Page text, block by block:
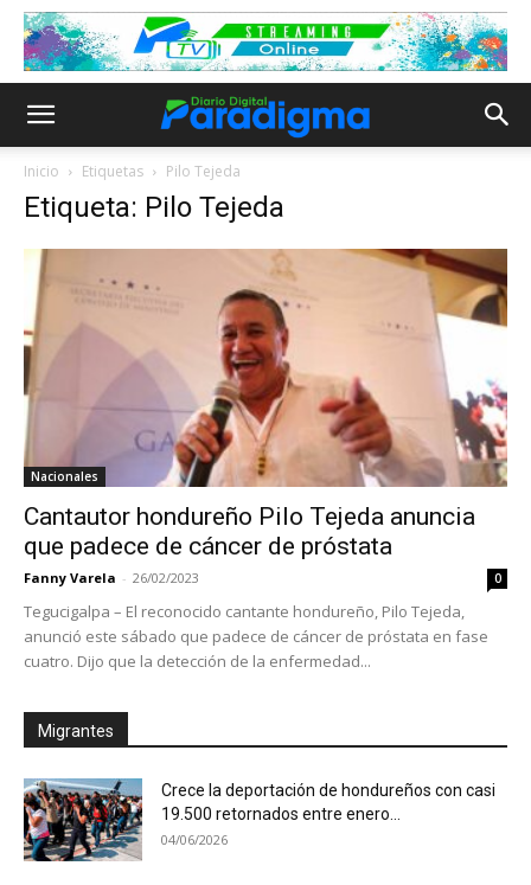
Inicio Etiquetas Pilo Tejeda
Etiqueta: Pilo Tejeda
Nacionales
Cantautor hondureño Pilo Tejeda anuncia
que padece de cáncer de próstata
Fanny Varela - 26/02/2023 0
Tegucigalpa – El reconocido cantante hondureño, Pilo Tejeda,
anunció este sábado que padece de cáncer de próstata en fase
cuatro. Dijo que la detección de la enfermedad...
Migrantes
Crece la deportación de hondureños con casi
19.500 retornados entre enero...
04/06/2026